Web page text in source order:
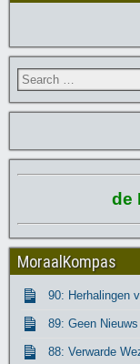
de
MoraalKompas
90: Herhalingen
89: Geen
88: Verwarde